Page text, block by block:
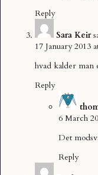
Reply
Sara Keir
17 January 2013
hvad kalder man
Reply
6 March
Det
Reply